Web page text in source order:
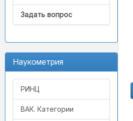
Задать вопрос
Наукометрия
РИНЦ
ВАК. Категории